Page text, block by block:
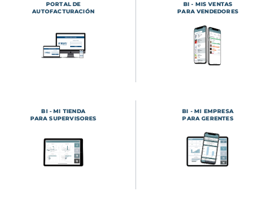
PORTAL DE
AUTOFACTURACIÓN
BI - MIS VENTAS
PARA VENDEDORES
BI - MI TIENDA
PARA SUPERVISORES
BI - MI EMPRESA
PARA GERENTES